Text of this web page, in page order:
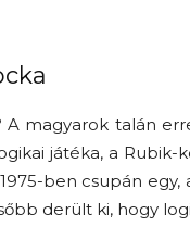
A magyarok talán
játéka, a
ben csupán
derült ki, hogy